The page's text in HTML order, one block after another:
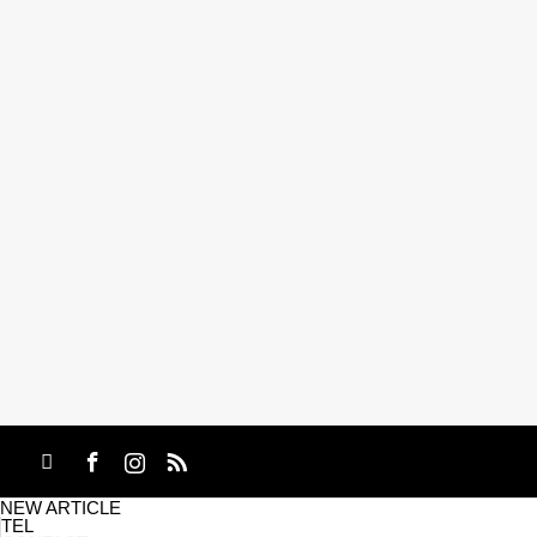
NEW ARTICLE
TEL